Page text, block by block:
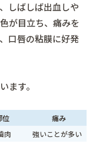
しばしば出血しや
が目立ち、痛みを
口唇の粘膜に好発
ます。
位
痛み
肉
強いことが多い